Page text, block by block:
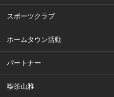
スポーツクラブ
ホームタウン活動
パートナー
喫茶山雅